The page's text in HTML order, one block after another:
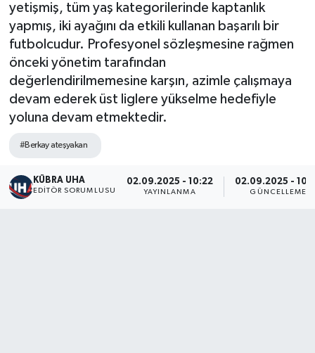
yetişmiş, tüm yaş kategorilerinde kaptanlık
yapmış, iki ayağını da etkili kullanan başarılı bir
futbolcudur. Profesyonel sözleşmesine rağmen
önceki yönetim tarafından
değerlendirilmemesine karşın, azimle çalışmaya
devam ederek üst liglere yükselme hedefiyle
yoluna devam etmektedir.
#Berkay ateşyakan
KÜBRA UHA
EDİTÖR SORUMLUSU
02.09.2025 - 10:22
YAYINLANMA
02.09.2025 -
GÜNCELLEME
Spor
Yaşam
Tüm Manşetler
Son Dakika Haberleri